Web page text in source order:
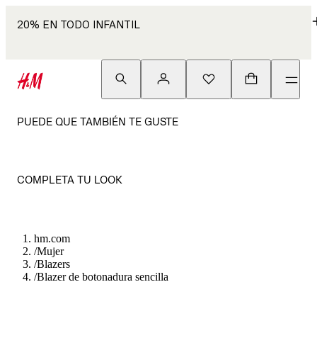
20% EN TODO INFANTIL
PUEDE QUE TAMBIÉN TE GUSTE
COMPLETA TU LOOK
hm.com
/Mujer
/Blazers
/Blazer de botonadura sencilla